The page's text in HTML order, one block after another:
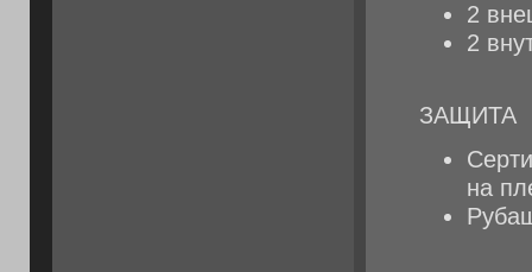
2
2
ЗАЩИТА
на